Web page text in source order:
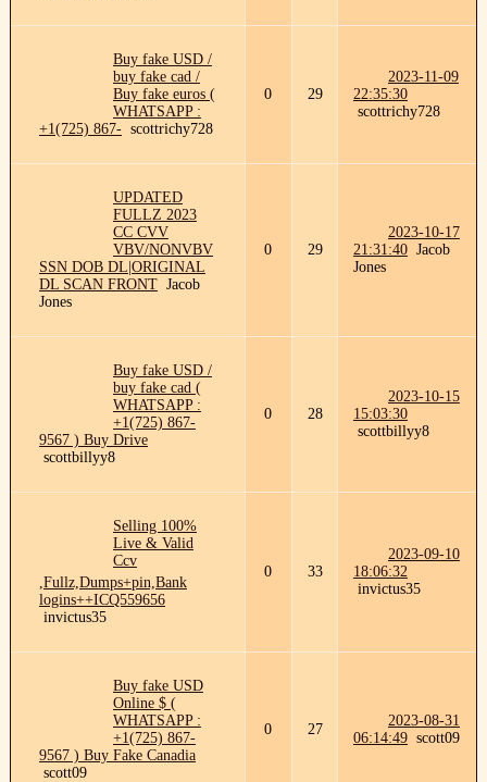
Buy fake USD /
buy fake cad /
Buy fake euros (
WHATSAPP :
+1(725) 867- scottrichy728
0 29
2023-11-09
22:35:30
scottrichy728
UPDATED
FULLZ 2023
CC CVV
VBV/NONVBV
SSN DOB DL|ORIGINAL
DL SCAN FRONT Jacob
Jones
0 29
2023-10-17
21:31:40 Jacob
Jones
Buy fake USD /
buy fake cad (
WHATSAPP :
+1(725) 867-
9567 ) Buy Drive
scottbillyy8
0 28
2023-10-15
15:03:30
scottbillyy8
Selling 100%
Live & Valid
Ccv
,Fullz,Dumps+pin,Bank
logins++ICQ559656
invictus35
0 33
2023-09-10
18:06:32
invictus35
Buy fake USD
Online $ (
WHATSAPP :
+1(725) 867-
9567 ) Buy Fake Canadia
scott09
0 27
2023-08-31
06:14:49 scott09